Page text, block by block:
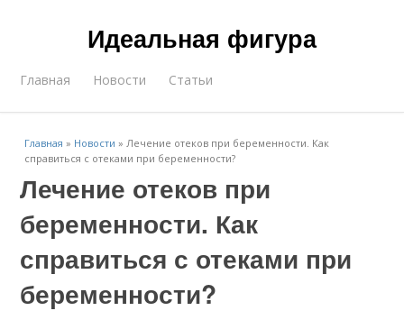
Идеальная фигура
Главная Новости Статьи
Главная » Новости »Лечение отеков при беременности. Как
справиться с отеками при беременности?
Лечение отеков при
беременности. Как
справиться с отеками при
беременности?